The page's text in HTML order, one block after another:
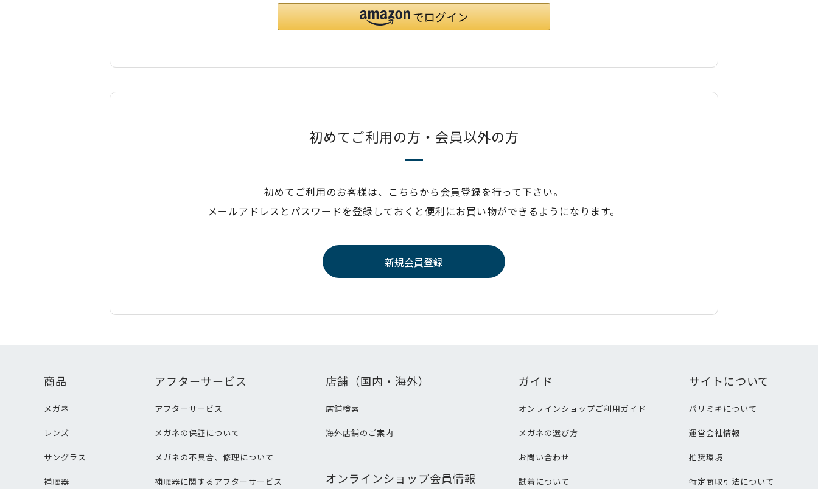
初めてご利用の方・会員以外の方
初めてご利用のお客様は、こちらから会員登録を行って下さい。
メールアドレスとパスワードを登録しておくと便利にお買い物ができるようになります。
商品
メガネ
レンズ
サングラス
補聴器
アフターサービス
アフターサービス
メガネの保証について
メガネの不具合、修理について
補聴器に関するアフターサービス
店舗（国内・海外）
店舗検索
海外店舗のご案内
オンラインショップ会員情報
ガイド
オンラインショップご利用ガイド
メガネの選び方
お問い合わせ
試着について
サイトについて
パリミキについて
運営会社情報
推奨環境
特定商取引法について